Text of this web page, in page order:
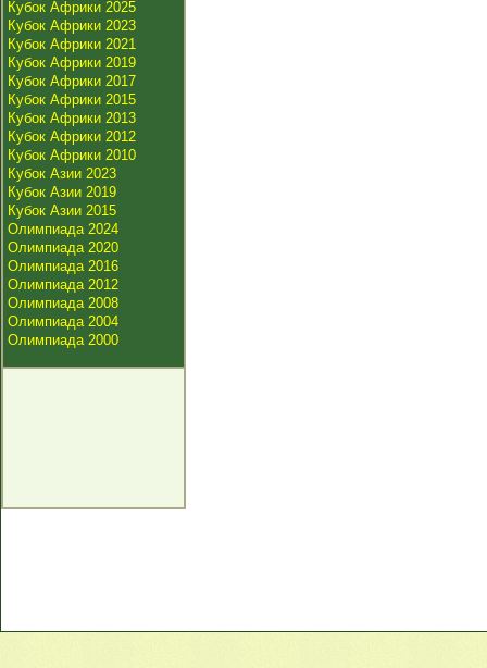
Кубок Африки 2025
Кубок Африки 2023
Кубок Африки 2021
Кубок Африки 2019
Кубок Африки 2017
Кубок Африки 2015
Кубок Африки 2013
Кубок Африки 2012
Кубок Африки 2010
Кубок Азии 2023
Кубок Азии 2019
Кубок Азии 2015
Олимпиада 2024
Олимпиада 2020
Олимпиада 2016
Олимпиада 2012
Олимпиада 2008
Олимпиада 2004
Олимпиада 2000